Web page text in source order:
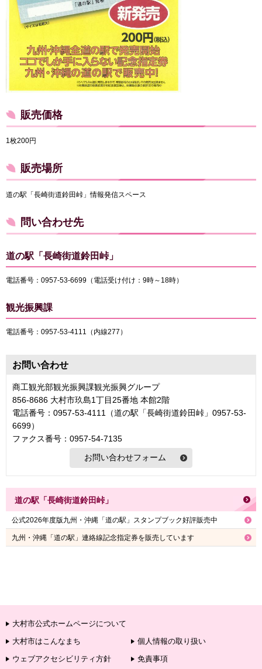
販売価格
1枚200円
販売場所
道の駅「長崎街道鈴田峠」情報発信スペース
問い合わせ先
道の駅「長崎街道鈴田峠」
電話番号：0957-53-6699（電話受け付け：9時～18時）
観光振興課
電話番号：0957-53-4111（内線277）
お問い合わせ
商工観光部観光振興課観光振興グループ
856-8686 大村市玖島1丁目25番地 本館2階
電話番号：0957-53-4111（道の駅「長崎街道鈴田峠」0957‐53‐
6699）
ファクス番号：0957-54-7135
道の駅「長崎街道鈴田峠」
公式2026年度版九州・沖縄「道の駅」スタンプブック好評販売中
九州・沖縄「道の駅」連絡線記念指定券を販売しています
大村市公式ホームページについて
大村市はこんなまち
個人情報の取り扱い
ウェブアクセシビリティ方針
免責事項